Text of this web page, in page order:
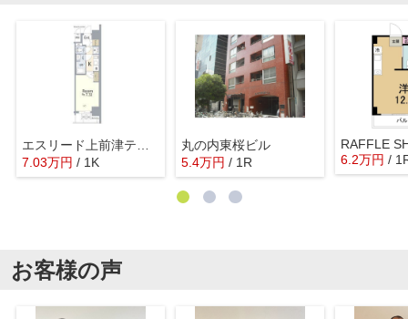
7.03万円 / 1K
丸の内東桜ビル
5.4万円 / 1R
RAFFLE
6.2万円 /
お客様の声